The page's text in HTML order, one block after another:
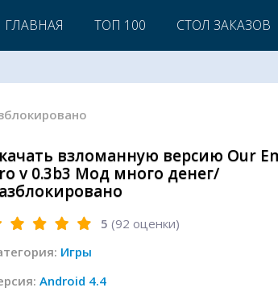
ГЛАВНАЯ ТОП 100 СТОЛ ЗАКАЗОВ
взломанную версию Our
v 0.3b3 Мод много денег/
5 (92 оценки)
Игры
Android 4.4